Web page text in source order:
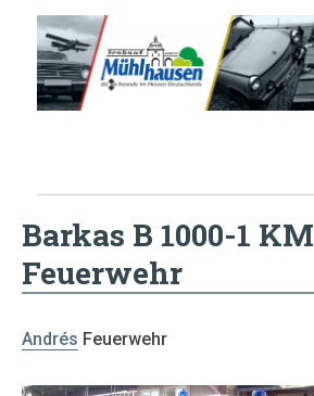
Barkas B 1000-1 KM
Feuerwehr
Andrés Feuerwehr